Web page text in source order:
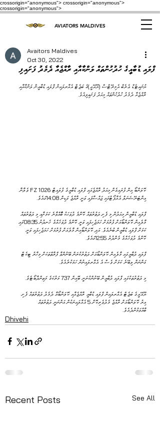
crossorigin="anonymous"> crossorigin="anonymous">
crossorigin="anonymous">
AVIATORS MALDIVES
ފްލައި ޑުބާއީގެ ހުދުހުންތައް ލަންކާއާއި ރާއްޖެއާ ދެމެދު ފަށައިފި
Avaitors Maldives
Oct 30, 2022
ޔުނައިޓެޑް ޢެރެބް އެމިރޭޓްސް (ޔޫއޭއީ)ގެ ބަޖެޓް އެއާރލައިން ފްލައި ޑުބާއީން ލަންކާއާއި
ރާއްޖެއާ ދެމެދު ހުދުހުންތައް މިއަދު ފަށައިފިއެވެ.
ކޮލަންބޯ އިން ފުރައިގެން މިއަދު ރާއްޖެއައި ފްލައި ޑުބާއީގެ ފުލައިޓް FZ 1026 ވެލާނާ
އިންޓަނޭޝަނަލް އެއާޕޯޓުގައި ޖައްސާފައި ވަނީ ރާއްޖެ ގަޑިން 14:08ގައެވެ.
ފްލައި ޑުބާއީން މިއަދުން މި ފެށި ދަތުރުތައް ކޮންމެ ދުވަހަކު ބާާއްވާނެ ކަމަށާއި މި ދަތުރުތައް
މާލެއިން ކޮލަންބޯއަށް ފުރުމަށް ހަމަޖެހިފައި ވަނީ ކޮންމެ ދުވަހެއްގެ ހެނދުނު 08:35ގައި
ކަމަށް ފްލައި ޑުބާއީން ބުނެއެވެ. އަދި ކޮލަންބޯއިން މާލެއަށް ފުރުމަށް ހަމަޖެހިފައި ވަނީ
ކޮންމެ ދުވަހެއްގެ މެންދުރު 12:55ގައެވެ.
ފްލައި ދުބާއީގައި މާލެއިން ކޮލަންބޯއަށް ދަތުރުކުރަން ބޭނުންވާ ފްރާތްތަކަށް މިހާރު ޓިކެޓް
ގަންނަން ލިބޭނެ ކަމަށް ވެސް އެ އެއާރލައިނުން ހަމަކުރެއެވެ.
މި ދަތުރުތަކުގައި ފްލައި ދުބާއީން ބޭނުންކުރަނީ ބޮއިން 737 މަރުކަގެ މަތިންދާބޯޓެވެ.
ޔޫއޭއީގެ ބަޖެޓް އެއާރލައިން ފްލައި ޑުބާއީ ރާއްޖެއާއި ކޮލަންބޯއާ ދެމެދު ދަތުރުތައް ފެށި
އިރު ކޮލަންބޯއަށް ރާއްޖެ މެދުވެރިކޮށް 5 އެއާލައިނަކުން އަންނަނީ ދަތުރުތައް
ބާއްވަމުންދެއެވެ.
Dhivehi
Recent Posts See All